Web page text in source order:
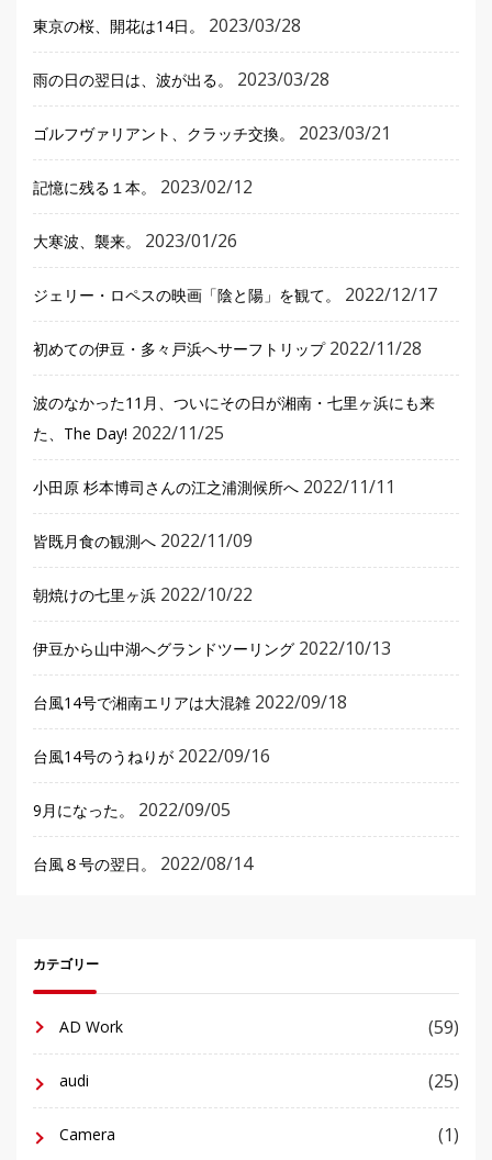
東京の桜、開花は14日。 2023/03/28
雨の日の翌日は、波が出る。 2023/03/28
ゴルフヴァリアント、クラッチ交換。 2023/03/21
記憶に残る１本。 2023/02/12
大寒波、襲来。 2023/01/26
ジェリー・ロペスの映画「陰と陽」を観て。 2022/12/17
初めての伊豆・多々戸浜へサーフトリップ 2022/11/28
波のなかった11月、ついにその日が湘南・七里ヶ浜にも来
た、The Day! 2022/11/25
小田原 杉本博司さんの江之浦測候所へ 2022/11/11
皆既月食の観測へ 2022/11/09
朝焼けの七里ヶ浜 2022/10/22
伊豆から山中湖へグランドツーリング 2022/10/13
台風14号で湘南エリアは大混雑 2022/09/18
台風14号のうねりが 2022/09/16
9月になった。 2022/09/05
台風８号の翌日。 2022/08/14
カテゴリー
AD Work (59)
audi (25)
Camera (1)